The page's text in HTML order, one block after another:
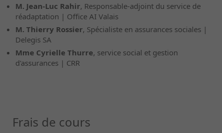
M. Jean-Luc Rahir, Responsable-adjoint du service de
réadaptation | Office AI Valais
M. Thierry Rossier, Spécialiste en assurances sociales |
Delegis SA
Mme Cyrielle Thurre, service social et gestion
d'assurances | CRR
Frais de cours